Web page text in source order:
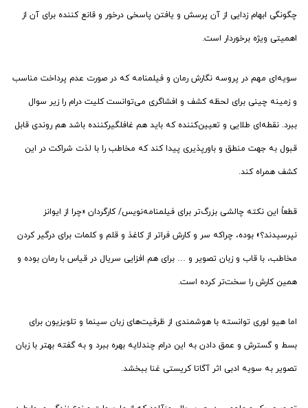
چگونگی ابهام زدایی از آن پرسش و یافتن پاسخی درخور و قانع کننده برای آن از
اهمیتی ویژه برخوردار است.
سویه‌ای مهم در پروسه نگارش رمان و فیلمنامه که در صورت عدم پرداخت مناسب
و زمینه چینی برای لحظه کشف و افشاگری می‌توانست کلیت درام را زیر سوال
ببرد. نقطه‌ای طلایی و تعیین‌کننده که باید هم غافلگیرکننده باشد هم روندی قابل
قبول به جهت منطق و باورپذیری پیدا کند که مخاطب را با لذت شراکت در این
کشف همراه کند.
قطعاً این نکته چالشی بزرگ‌تر برای فیلمنامه‌نویس/ کارگردان «چرا از ایوانز
نپرسیدند؟» بوده، چراکه سر و کارش فراتر از کاغذ و قلم و کلمات برای درگیر کردن
مخاطب، با قاب و زبان تصویر و … برای هم افزایی سریال در قیاس با رمان بوده و
همین کارش را سخت‌تر کرده است.
اما هیو لوری توانسته با هوشمندی از ظرفیت‌های زبان سینما و تلویزیون برای
بسط و گسترش و عمق دادن به این درام چندلایه بهره ببرد و به گفته بهتر با زبان
تصویر به سویه ادبی اثر آگاتا کریستی غنا ببخشد.